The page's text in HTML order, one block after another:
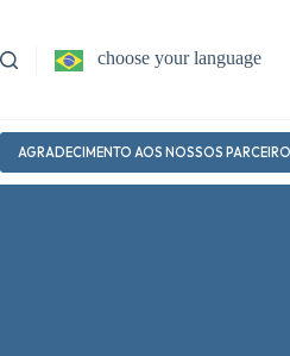
o
conteúdo
choose your language
AGRADECIMENTO AOS NOSSOS